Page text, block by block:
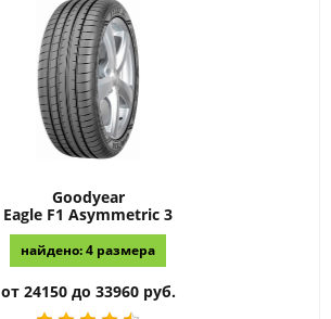
Goodyear
Eagle F1 Asymmetric 3
найдено: 4 размера
от 24150 до 33960 руб.